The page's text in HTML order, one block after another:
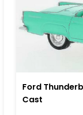
Ford
Cast